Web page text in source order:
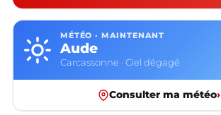
MÉTÉO · MAINTENANT
Aude
Carcassonne · Ciel dégagé
Consulter ma météo›